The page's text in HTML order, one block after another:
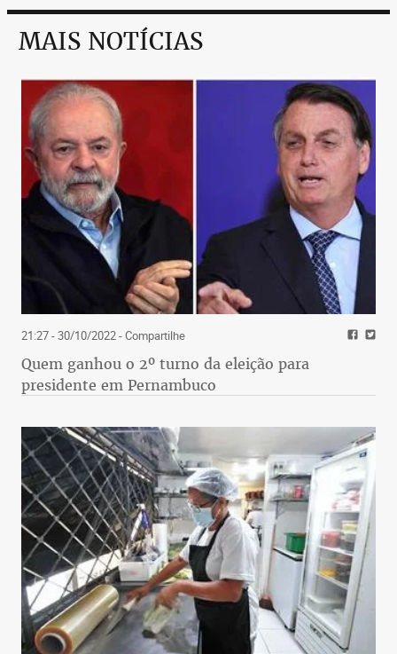
MAIS NOTÍCIAS
21:27 - 30/10/2022- Compartilhe
Quem ganhou o 2º turno da eleição para
presidente em Pernambuco